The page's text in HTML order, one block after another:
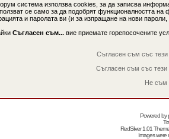
система използва cookies, за да записва
се само за да подобрят функционалността
и паролата ви (и за изпращане на нови
Съгласен съм... вие приемате горепосочените
Съгласен съм със
Съгласен съм със
Не съм
Powered by
RedSilver 1.01
Images were